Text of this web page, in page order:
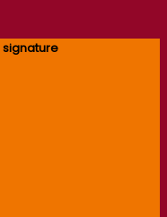
signature